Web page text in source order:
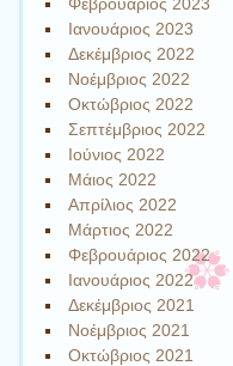
Ιανουάριος 2023
Δεκέμβριος 2022
Νοέμβριος 2022
Οκτώβριος 2022
Σεπτέμβριος 2022
Ιούνιος 2022
Μάιος 2022
Απρίλιος 2022
Μάρτιος 2022
Φεβρουάριος 2022
Ιανουάριος 2022
Δεκέμβριος 2021
Νοέμβριος 2021
Οκτώβριος 2021